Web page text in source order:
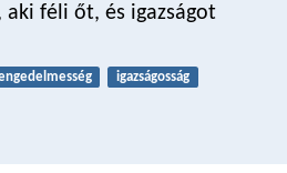
aki féli őt, és igazságot
igazságosság